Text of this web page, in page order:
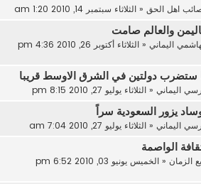
اهل الحق« الثلاثاء سبتمبر 14, 2010 1:20 am
والعالم صامت
اليماني « الثلاثاء أكتوبر 26, 2010 4:36 pm
ستضرب دولتين في الشرق الاوسط قريبا
اليماني « الثلاثاء يوليو 27, 2010 8:15 pm
يزور السعودية سراً
اليماني « الثلاثاء يوليو 27, 2010 7:04 am
الواصمة
الزمان« الخميس يونيو 03, 2010 6:52 pm